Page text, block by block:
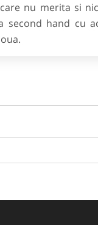
nu merita si
second hand cu